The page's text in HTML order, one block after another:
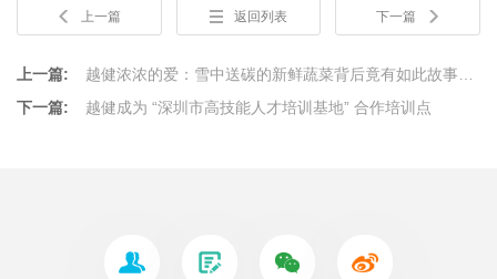
上一篇 返回列表 下一篇
上一篇:
越健浓浓的爱：雪中送碳的新鲜蔬菜背后竟有如此故事…
下一篇:
越健成为 “深圳市高技能人才培训基地” 合作培训点